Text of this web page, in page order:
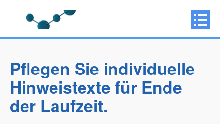
Pflegen Sie individuelle
Hinweistexte für Ende
der Laufzeit.